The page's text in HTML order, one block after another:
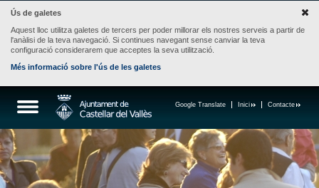
Ús de galetes
Aquest lloc utilitza galetes de tercers per poder millorar els nostres serveis a partir de
l'anàlisi de la teva navegació. Si continues navegant sense canviar la teva
configuració considerarem que acceptes la seva utilització.
Més informació sobre l'ús de les galetes
Contacte
Inici
Google Translate